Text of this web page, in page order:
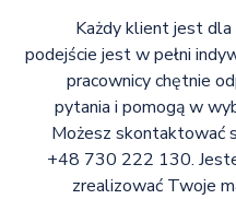
Każdy klient jest
podejście jest w pełni
pracownicy chętnie
pytania i pomogą w
Możesz skontaktować
+48 730 222 130.
zrealizować Twoje